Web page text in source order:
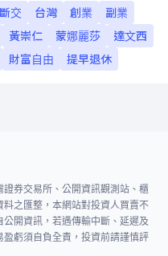
斷交 台灣 創業
副業
黃崇仁 蒙娜麗莎
達文西
財富自由 提早退休
券交易所、公開資訊觀測站、櫃
之匯整，本網站對投資人買賣不
開資訊，若遇傳輸中斷、延遲及
虧須自負全責，投資前請謹慎評